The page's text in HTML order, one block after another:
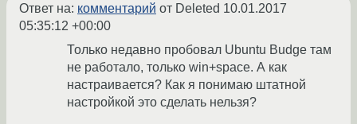
Ответ на: комментарий от Deleted 10.01.2017
05:35:12 +00:00
Только недавно пробовал Ubuntu Budge там
не работало, только win+space. А как
настраивается? Как я понимаю штатной
настройкой это сделать нельзя?